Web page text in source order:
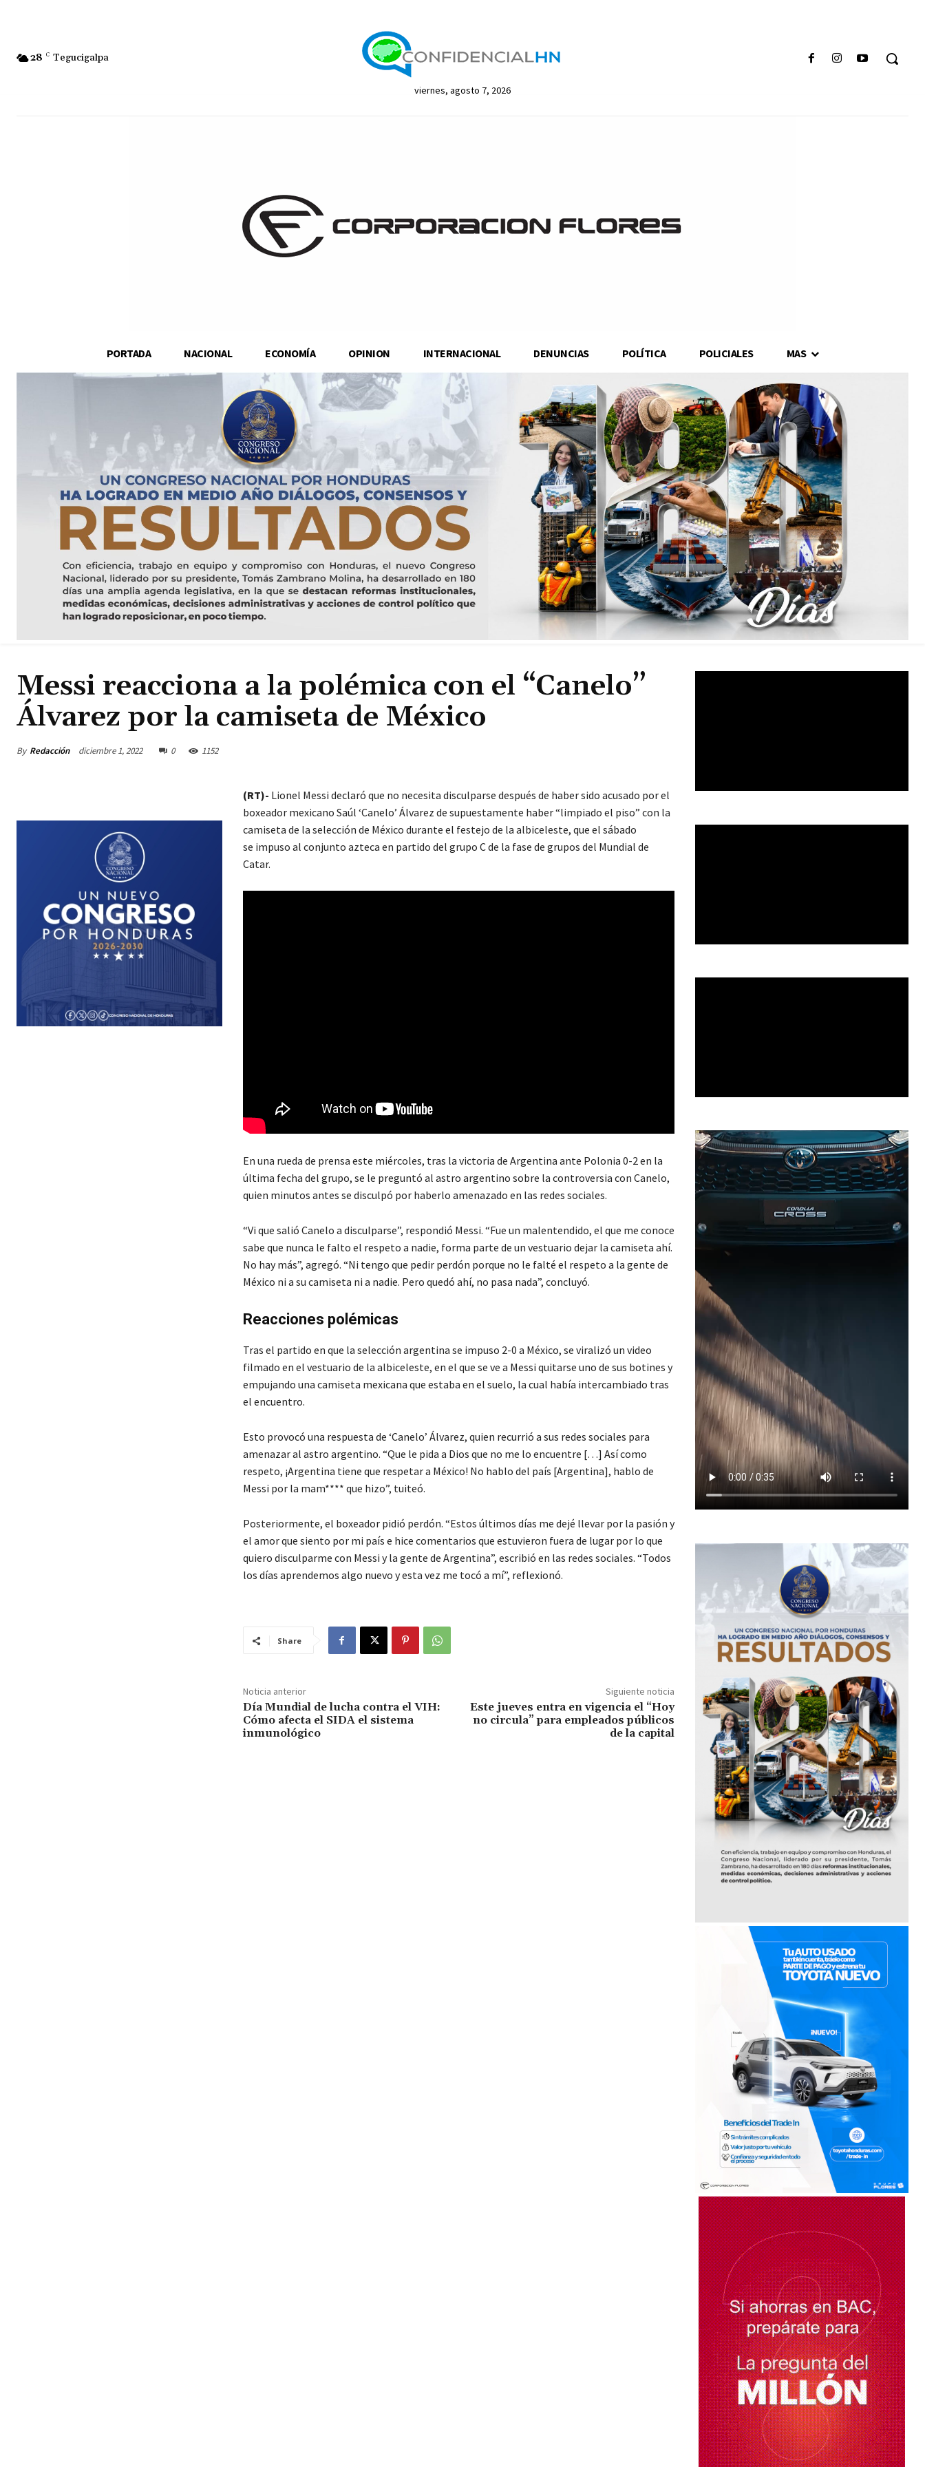
28 C Tegucigalpa
viernes, agosto 7, 2026
PORTADA NACIONAL ECONOMÍA OPINION INTERNACIONAL DENUNCIAS POLÍTICA POLICIALES MAS
Messi reacciona a la polémica con el “Canelo”
Álvarez por la camiseta de México
By Redacción diciembre 1, 2022 0 1152
(RT)- Lionel Messi declaró que no necesita disculparse después de haber sido acusado por el
boxeador mexicano Saúl ‘Canelo’ Álvarez de supuestamente haber “limpiado el piso” con la
camiseta de la selección de México durante el festejo de la albiceleste, que el sábado
se impuso al conjunto azteca en partido del grupo C de la fase de grupos del Mundial de
Catar.
En una rueda de prensa este miércoles, tras la victoria de Argentina ante Polonia 0-2 en la
última fecha del grupo, se le preguntó al astro argentino sobre la controversia con Canelo,
quien minutos antes se disculpó por haberlo amenazado en las redes sociales.
“Vi que salió Canelo a disculparse”, respondió Messi. “Fue un malentendido, el que me conoce
sabe que nunca le falto el respeto a nadie, forma parte de un vestuario dejar la camiseta ahí.
No hay más”, agregó. “Ni tengo que pedir perdón porque no le falté el respeto a la gente de
México ni a su camiseta ni a nadie. Pero quedó ahí, no pasa nada”, concluyó.
Reacciones polémicas
Tras el partido en que la selección argentina se impuso 2-0 a México, se viralizó un video
filmado en el vestuario de la albiceleste, en el que se ve a Messi quitarse uno de sus botines y
empujando una camiseta mexicana que estaba en el suelo, la cual había intercambiado tras
el encuentro.
Esto provocó una respuesta de ‘Canelo’ Álvarez, quien recurrió a sus redes sociales para
amenazar al astro argentino. “Que le pida a Dios que no me lo encuentre […] Así como
respeto, ¡Argentina tiene que respetar a México! No hablo del país [Argentina], hablo de
Messi por la mam**** que hizo”, tuiteó.
Posteriormente, el boxeador pidió perdón. “Estos últimos días me dejé llevar por la pasión y
el amor que siento por mi país e hice comentarios que estuvieron fuera de lugar por lo que
quiero disculparme con Messi y la gente de Argentina”, escribió en las redes sociales. “Todos
los días aprendemos algo nuevo y esta vez me tocó a mí”, reflexionó.
Share
Noticia anterior
Día Mundial de lucha contra el VIH:
Cómo afecta el SIDA el sistema
inmunológico
Siguiente noticia
Este jueves entra en vigencia el “Hoy
no circula” para empleados públicos
de la capital